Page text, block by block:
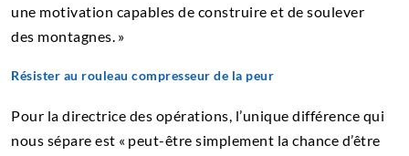
une motivation capables de construire et de soulever
des montagnes. »
Résister au rouleau compresseur de la peur
Pour la directrice des opérations, l’unique différence qui
nous sépare est « peut-être simplement la chance d’être